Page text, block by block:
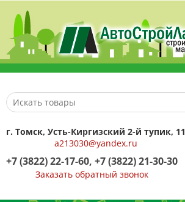
г. Томск, Усть-Киргизский 2-й тупик, 11
a213030@yandex.ru
+7 (3822) 22-17-60, +7 (3822) 21-30-30
Заказать обратный звонок